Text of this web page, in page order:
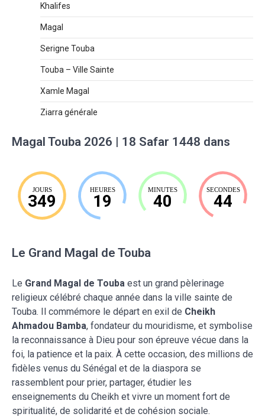
Khalifes
Magal
Serigne Touba
Touba – Ville Sainte
Xamle Magal
Ziarra générale
Magal Touba 2026 | 18 Safar 1448 dans
JOURS
349
HEURES
19
MINUTES
40
SECONDES
43
Le Grand Magal de Touba
Le Grand Magal de Touba est un grand pèlerinage
religieux célébré chaque année dans la ville sainte de
Touba. Il commémore le départ en exil de Cheikh
Ahmadou Bamba, fondateur du mouridisme, et symbolise
la reconnaissance à Dieu pour son épreuve vécue dans la
foi, la patience et la paix. À cette occasion, des millions de
fidèles venus du Sénégal et de la diaspora se
rassemblent pour prier, partager, étudier les
enseignements du Cheikh et vivre un moment fort de
spiritualité, de solidarité et de cohésion sociale.